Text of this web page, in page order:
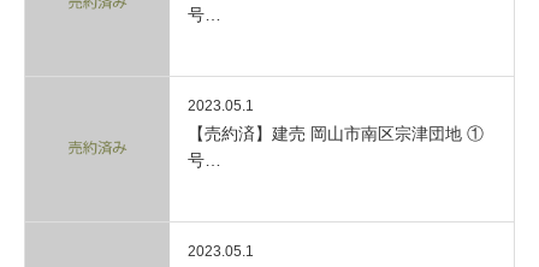
号…
2023.05.1
【売約済】建売 岡山市南区宗津団地 ①
号…
2023.05.1